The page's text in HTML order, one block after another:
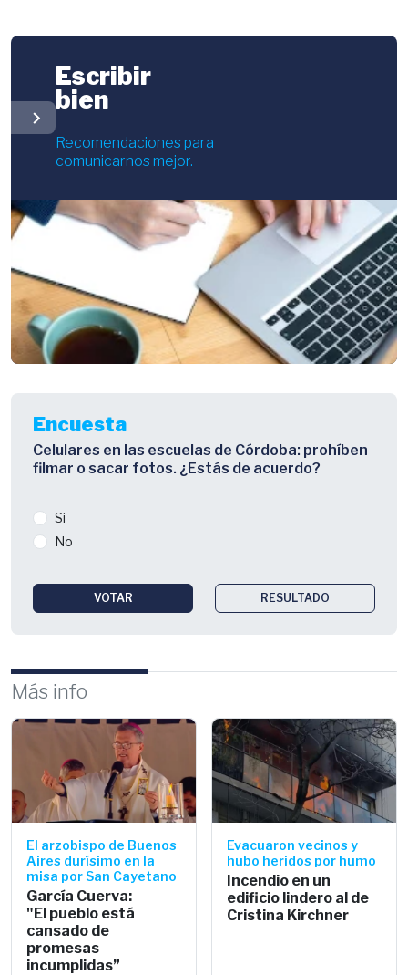
chevron_right
Escribir
bien
Recomendaciones para
comunicarnos mejor.
Encuesta
Celulares en las escuelas de Córdoba: prohíben
filmar o sacar fotos. ¿Estás de acuerdo?
Si
No
VOTAR RESULTADO
Más info
El arzobispo de Buenos
Aires durísimo en la
misa por San Cayetano
García Cuerva:
"El pueblo está
cansado de
promesas
incumplidas”
Evacuaron vecinos y
hubo heridos por humo
Incendio en un
edificio lindero al de
Cristina Kirchner